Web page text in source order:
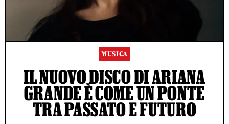
MUSICA
IL NUOVO DISCO DI ARIANA
GRANDE È COME UN PONTE
TRA PASSATO E FUTURO